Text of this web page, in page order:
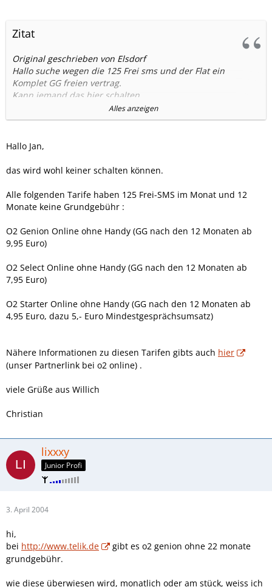
Zitat
Original geschrieben von Elsdorf
Hallo suche wegen die 125 Frei sms und der Flat ein
Komplet GG freien vertrag.
Kann jemand das hier schalten
Bitte eben melden unter:
MFG. Jan
0172-4144110
Alles anzeigen
Hallo Jan,
das wird wohl keiner schalten können.
Alle folgenden Tarife haben 125 Frei-SMS im Monat und 12
Monate keine Grundgebühr :
O2 Genion Online ohne Handy (GG nach den 12 Monaten ab
9,95 Euro)
O2 Select Online ohne Handy (GG nach den 12 Monaten ab
7,95 Euro)
O2 Starter Online ohne Handy (GG nach den 12 Monaten ab
4,95 Euro, dazu 5,- Euro Mindestgesprächsumsatz)
Nähere Informationen zu diesen Tarifen gibts auch hier
(unser Partnerlink bei o2 online) .
viele Grüße aus Willich
Christian
lixxxy
Junior Profi
3. April 2004
hi,
bei http://www.telik.de
gibt es o2 genion ohne 22 monate
grundgebühr.
wie diese überwiesen wird, monatlich oder am stück, weiss ich